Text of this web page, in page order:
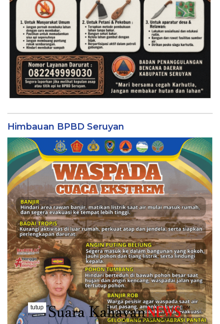
Himbauan BPBD Seruyan
tutup
..........